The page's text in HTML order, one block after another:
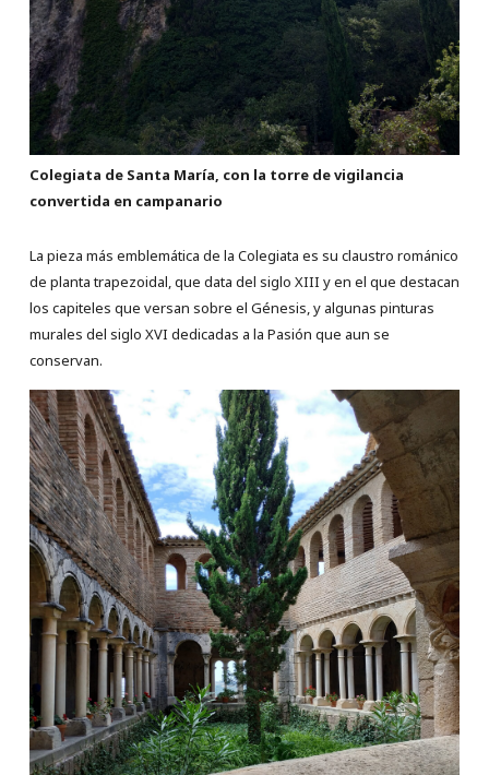
Colegiata de Santa María, con la torre de vigilancia
convertida en campanario
La pieza más emblemática de la Colegiata es su claustro románico
de planta trapezoidal, que data del siglo XIII y en el que destacan
los capiteles que versan sobre el Génesis, y algunas pinturas
murales del siglo XVI dedicadas a la Pasión que aun se
conservan.